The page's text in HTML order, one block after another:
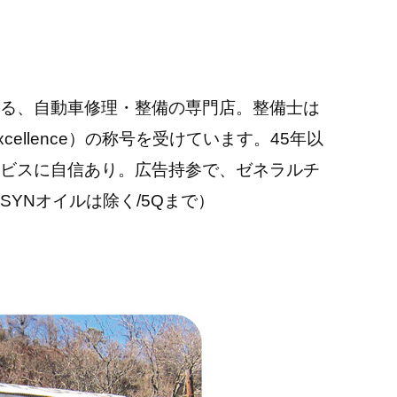
、自動車修理・整備の専門店。整備士は
）の称号を受けています。45年以
スに自信あり。広告持参で、ゼネラルチ
オイルは除く/5Qまで）